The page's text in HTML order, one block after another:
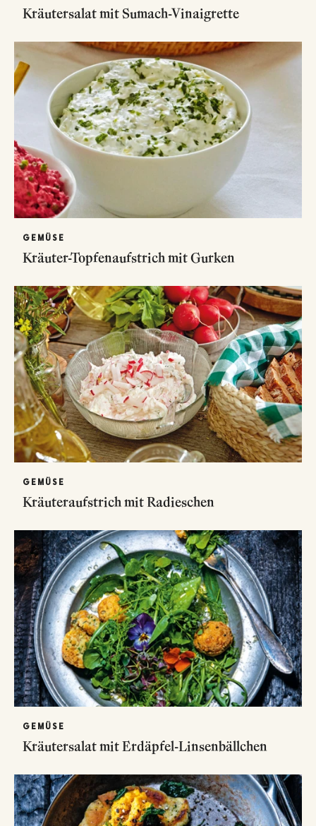
Kräutersalat mit Sumach-Vinaigrette
GEMÜSE
Kräuter-Topfenaufstrich mit Gurken
GEMÜSE
Kräuteraufstrich mit Radieschen
GEMÜSE
Kräutersalat mit Erdäpfel-Linsenbällchen